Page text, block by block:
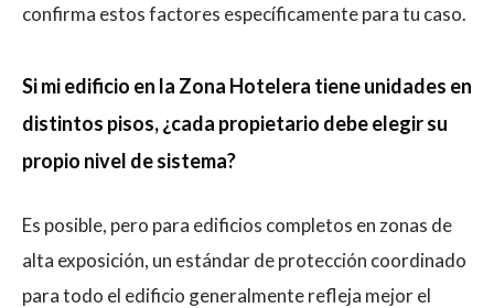
confirma estos factores específicamente para tu caso.
Si mi edificio en la Zona Hotelera tiene unidades en
distintos pisos, ¿cada propietario debe elegir su
propio nivel de sistema?
Es posible, pero para edificios completos en zonas de
alta exposición, un estándar de protección coordinado
para todo el edificio generalmente refleja mejor el